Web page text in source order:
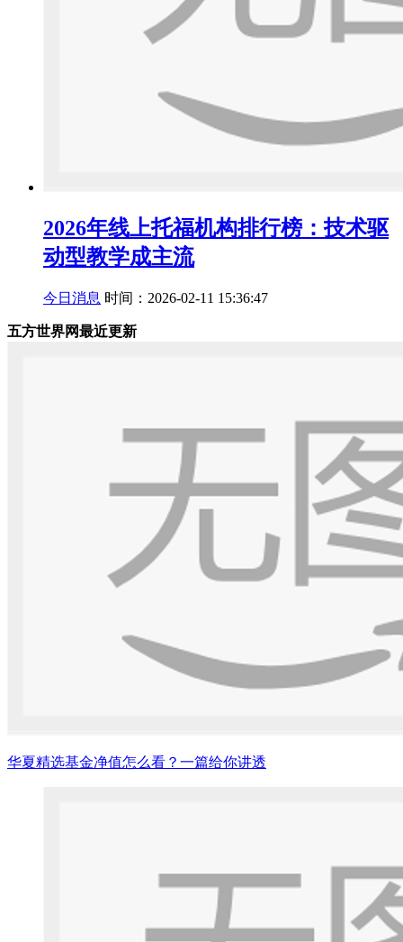
2026年线上托福机构排行榜：技术驱
动型教学成主流
今日消息 时间：2026-02-11 15:36:47
五方世界网最近更新
华夏精选基金净值怎么看？一篇给你讲透